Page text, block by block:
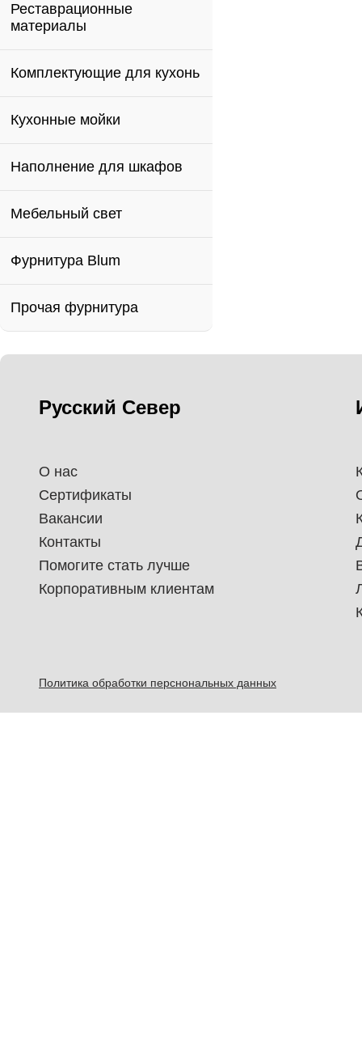
Реставрационные
материалы
Комплектующие для кухонь
Кухонные мойки
Наполнение для шкафов
Мебельный свет
Фурнитура Blum
Прочая фурнитура
Русский Север
О нас
Сертификаты
Вакансии
Контакты
Помогите стать лучше
Корпоративным клиентам
Политика обработки перснональных данных